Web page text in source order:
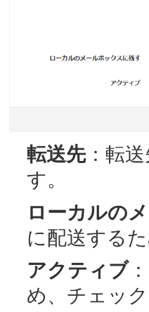
転送先：転
す。
ローカルの
に配送する
アクティブ
め、チェック